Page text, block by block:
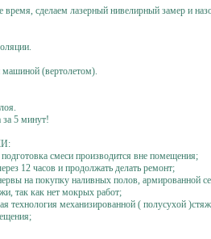
сделаем лазерный нивелирный замер и
(вертолетом).
за 5 минут!
смеси производится вне помещения;
12 часов и продолжать делать ремонт;
на покупку наливных полов, армированной
так как нет мокрых работ;
технология механизированной ( полусухой